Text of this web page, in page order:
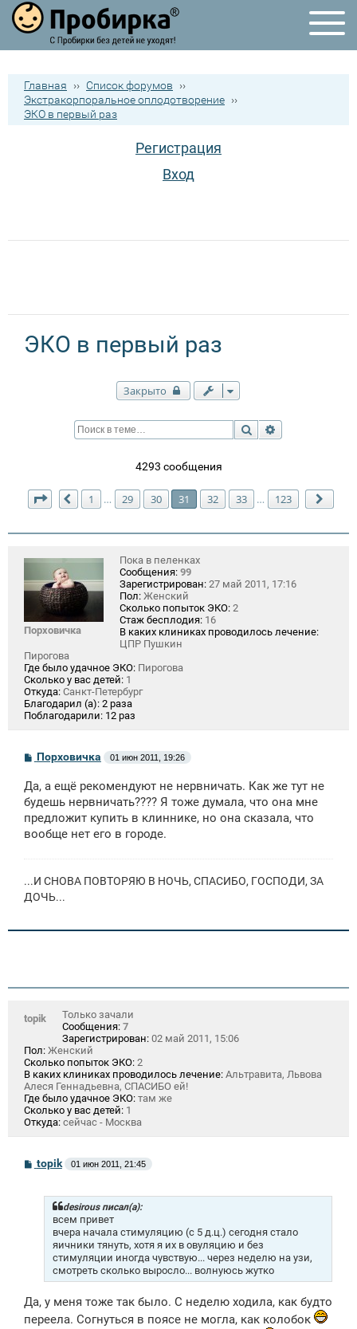
Главная ›› Список форумов
››
Экстракорпоральное оплодотворение ››
ЭКО в первый раз
Регистрация
Вход
ЭКО в первый раз
Закрыто
Поиск
4293 сообщения
Страница 31 из123
Пред.
1 … 29 30 31 32 33 … 123
Порховичка
Пока в пеленках
Сообщения: 99
Зарегистрирован: 27 май 2011, 17:16
Пол: Женский
Сколько попыток ЭКО: 2
Стаж бесплодия: 16
В каких клиниках проводилось лечение:
ЦПР Пушкин
Пирогова
Где было удачное ЭКО: Пирогова
Сколько у вас детей: 1
Откуда: Санкт-Петербург
Благодарил (а): 2 раза
Поблагодарили: 12 раз
С
б
щ
е
н
и
Порховичка 01 июн 2011, 19:26
Да, а ещё рекомендуют не нервничать. Как же тут не
будешь нервничать???? Я тоже думала, что она мне
предложит купить в клиннике, но она сказала, что
вообще нет его в городе.
...И СНОВА ПОВТОРЯЮ В НОЧЬ, СПАСИБО, ГОСПОДИ, ЗА
ДОЧЬ...
topik
Только зачали
Сообщения: 7
Зарегистрирован: 02 май 2011, 15:06
Пол: Женский
Сколько попыток ЭКО: 2
В каких клиниках проводилось лечение: Альтравита, Львова
Алеся Геннадьевна, СПАСИБО ей!
Где было удачное ЭКО: там же
Сколько у вас детей: 1
Откуда: сейчас - Москва
С
о
topik 01 июн 2011, 21:45
desirous писал(а):
всем привет
вчера начала стимуляцию (с 5 д.ц.) сегодня стало
яичники тянуть, хотя я их в овуляцию и без
стимуляции иногда чувствую... через неделю на узи,
смотреть сколько выросло... волнуюсь жутко
Да, у меня тоже так было. С неделю ходила, как будто
переела. Согнуться в поясе не могла, как колобок